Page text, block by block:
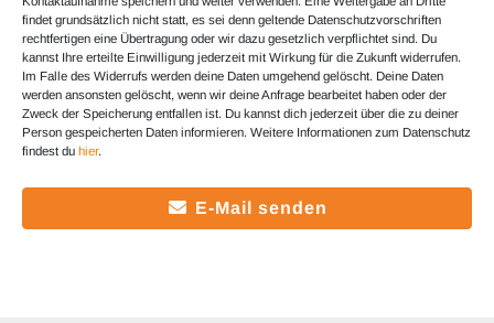
findet grundsätzlich nicht statt, es sei denn geltende Datenschutzvorschriften
rechtfertigen eine Übertragung oder wir dazu gesetzlich verpflichtet sind. Du
kannst Ihre erteilte Einwilligung jederzeit mit Wirkung für die Zukunft widerrufen.
Im Falle des Widerrufs werden deine Daten umgehend gelöscht. Deine Daten
werden ansonsten gelöscht, wenn wir deine Anfrage bearbeitet haben oder der
Zweck der Speicherung entfallen ist. Du kannst dich jederzeit über die zu deiner
Person gespeicherten Daten informieren. Weitere Informationen zum Datenschutz
findest du hier.
E-Mail senden